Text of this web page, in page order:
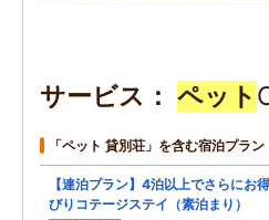
サービス ペット
「ペット 貸別荘」を含む宿泊プラン
【連泊プラン】4泊以上でさらにお
びりコテージステイ（素泊まり）